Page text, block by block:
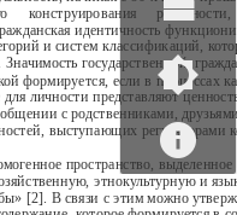
конструирования реальности,
идентичность
и систем классификаций,
государственной,
формируется, если в процессах
личности представляют
с родственниками,
выступающих регуляторами
пространство,
этнокультурную и
[2]. В связи с этим можно